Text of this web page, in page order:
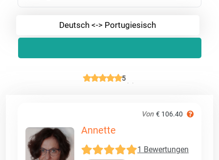
Deutsch <-> Portugiesisch
5
Von € 106.40
Annette
1 Bewertungen